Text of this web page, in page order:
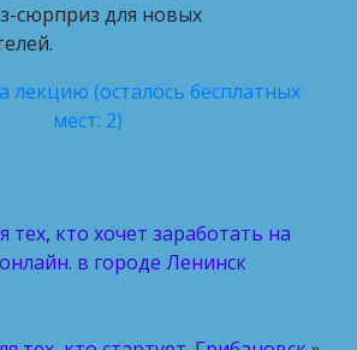
сюрприз для новых
лекцию (осталось бесплатных
мест: 2)
тех, кто хочет заработать на
в городе Ленинск